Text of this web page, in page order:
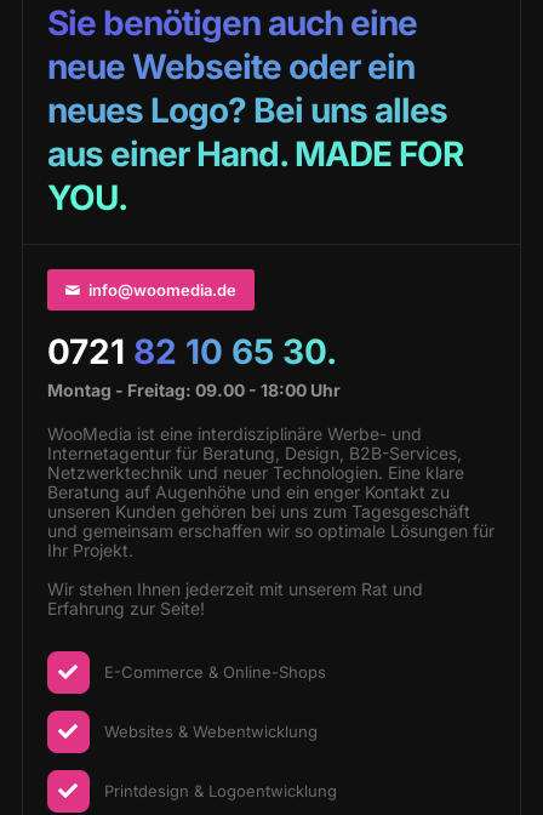
Sie benötigen auch eine
neue Webseite oder ein
neues Logo? Bei uns alles
aus einer Hand. MADE FOR
YOU.
info@woomedia.de
0721 82 10 65 30.
Montag - Freitag: 09.00 - 18:00 Uhr
WooMedia ist eine interdisziplinäre Werbe- und
Internetagentur für Beratung, Design, B2B-Services,
Netzwerktechnik und neuer Technologien. Eine klare
Beratung auf Augenhöhe und ein enger Kontakt zu
unseren Kunden gehören bei uns zum Tagesgeschäft
und gemeinsam erschaffen wir so optimale Lösungen für
Ihr Projekt.
Wir stehen Ihnen jederzeit mit unserem Rat und
Erfahrung zur Seite!
E-Commerce & Online-Shops
Websites & Webentwicklung
Printdesign & Logoentwicklung